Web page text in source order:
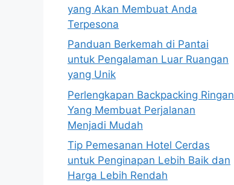
yang Akan Membuat Anda
Terpesona
Panduan Berkemah di Pantai
untuk Pengalaman Luar Ruangan
yang Unik
Perlengkapan Backpacking Ringan
Yang Membuat Perjalanan
Menjadi Mudah
Tip Pemesanan Hotel Cerdas
untuk Penginapan Lebih Baik dan
Harga Lebih Rendah